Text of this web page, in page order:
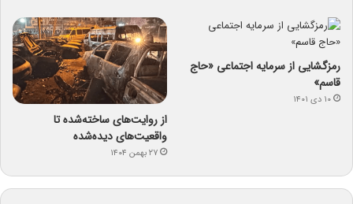
رمزگشایی از سرمایه‌ اجتماعی «حاج
قاسم»
۱۰ دی ۱۴۰۱
از روایت‌های ساخته‌شده تا
واقعیت‌های دیده‌شده
۲۷ بهمن ۱۴۰۴